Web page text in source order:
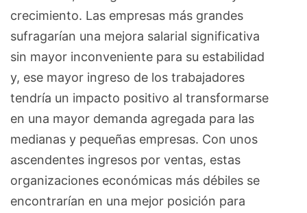
crecimiento. Las empresas más grandes
sufragarían una mejora salarial significativa
sin mayor inconveniente para su estabilidad
y, ese mayor ingreso de los trabajadores
tendría un impacto positivo al transformarse
en una mayor demanda agregada para las
medianas y pequeñas empresas. Con unos
ascendentes ingresos por ventas, estas
organizaciones económicas más débiles se
encontrarían en una mejor posición para